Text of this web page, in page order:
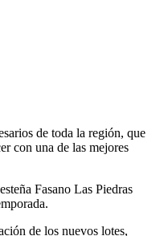
de toda la región, que
con una de las mejores
Fasano Las Piedras
de los nuevos lotes,